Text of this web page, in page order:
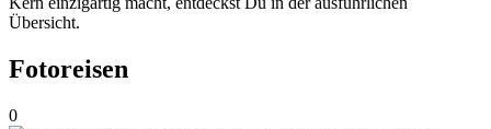
Übersicht.
Fotoreisen
0